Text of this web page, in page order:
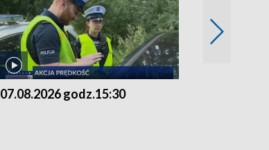
07.08.2026 godz.15:30